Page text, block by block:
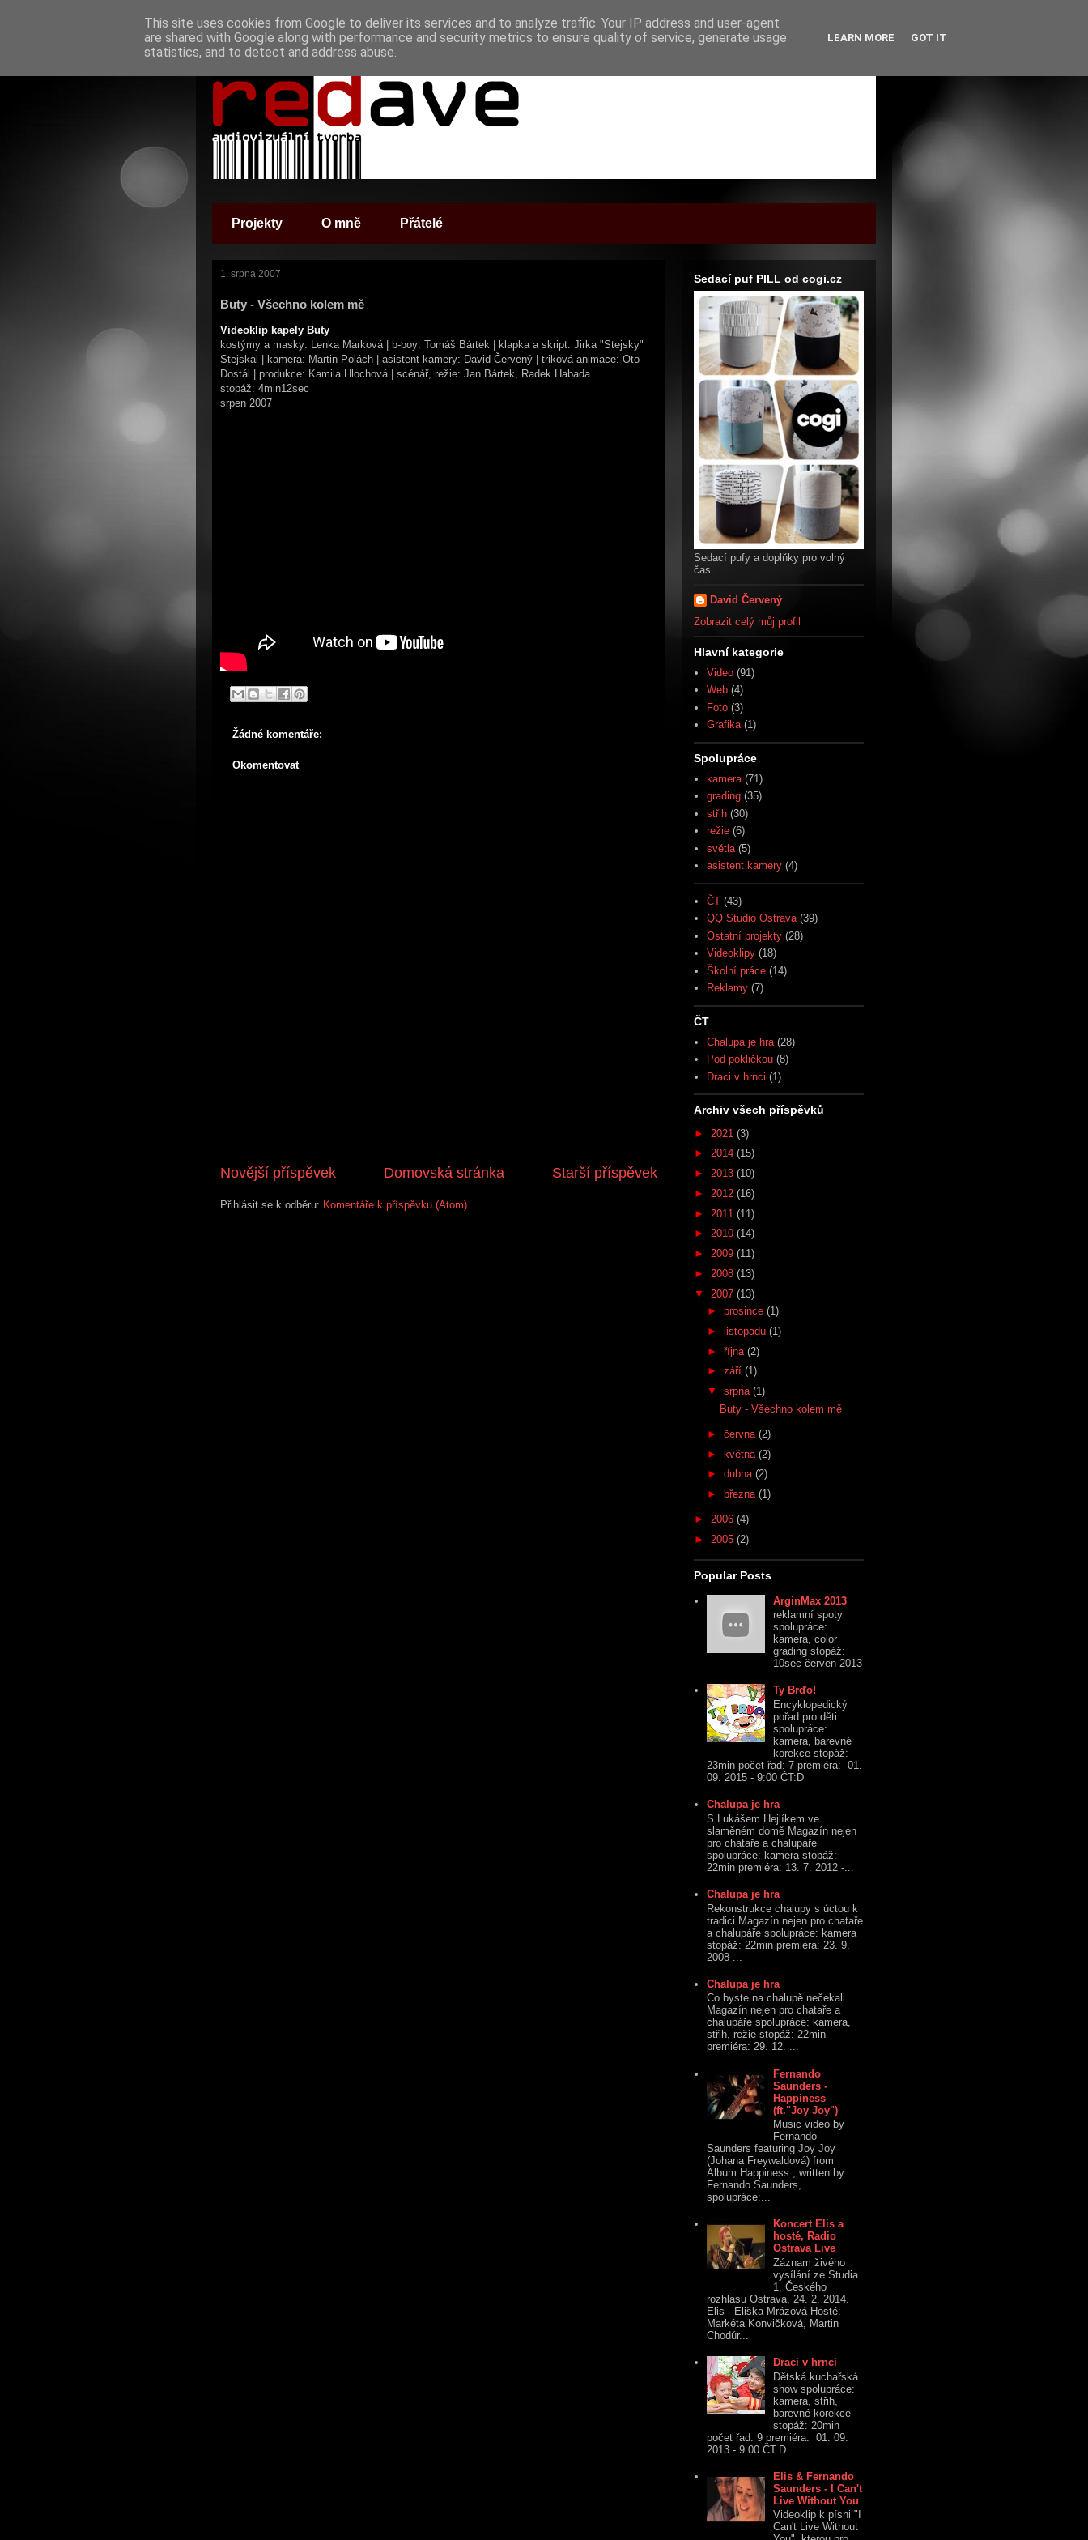
Projekty O mně Přátelé
1. srpna 2007
Buty - Všechno kolem mě
Videoklip kapely Buty
kostýmy a masky: Lenka Marková | b-boy: Tomáš Bártek | klapka a skript: Jirka "Stejsky"
Stejskal | kamera: Martin Polách | asistent kamery: David Červený | triková animace: Oto
Dostál | produkce: Kamila Hlochová | scénář, režie: Jan Bártek, Radek Habada
stopáž: 4min12sec
srpen 2007
Žádné komentáře:
Okomentovat
Novější příspěvek Starší příspěvek
Domovská stránka
Přihlásit se k odběru: Komentáře k příspěvku (Atom)
Sedací puf PILL od cogi.cz
Sedací pufy a doplňky pro volný
čas.
David Červený
Zobrazit celý můj profil
Hlavní kategorie
Video (91)
Web (4)
Foto (3)
Grafika (1)
Spolupráce
kamera (71)
grading (35)
střih (30)
režie (6)
světla (5)
asistent kamery (4)
ČT (43)
QQ Studio Ostrava (39)
Ostatní projekty (28)
Videoklipy (18)
Školní práce (14)
Reklamy (7)
ČT
Chalupa je hra (28)
Pod pokličkou (8)
Draci v hrnci (1)
Archiv všech příspěvků
► 2021 (3)
► 2014 (15)
► 2013 (10)
► 2012 (16)
► 2011 (11)
► 2010 (14)
► 2009 (11)
► 2008 (13)
▼ 2007 (13)
► prosince (1)
►
listopadu (1)
► října (2)
► září (1)
▼ srpna (1)
Buty - Všechno kolem mě
► června (2)
► května (2)
► dubna (2)
►
března (1)
► 2006 (4)
► 2005 (2)
Popular Posts
ArginMax 2013
reklamní spoty
spolupráce:
kamera, color
grading stopáž:
10sec červen 2013
Ty Brďo!
Encyklopedický
pořad pro děti
spolupráce:
kamera, barevné
korekce stopáž:
23min počet řad: 7 premiéra: 01.
09. 2015 - 9:00 ČT:D
Chalupa je hra
S Lukášem Hejlíkem ve
slaměném domě Magazín nejen
pro chataře a chalupáře
spolupráce: kamera stopáž:
22min premiéra: 13. 7. 2012 -...
Chalupa je hra
Rekonstrukce chalupy s úctou k
tradici Magazín nejen pro chataře
a chalupáře spolupráce: kamera
stopáž: 22min premiéra: 23. 9.
2008 ...
Chalupa je hra
Co byste na chalupě nečekali
Magazín nejen pro chataře a
chalupáře spolupráce: kamera,
střih, režie stopáž: 22min
premiéra: 29. 12. ...
Fernando
Saunders -
Happiness
(ft."Joy Joy")
Music video by
Fernando
Saunders featuring Joy Joy
(Johana Freywaldová) from
Album Happiness , written by
Fernando Saunders,
spolupráce:...
Koncert Elis a
hosté, Radio
Ostrava Live
Záznam živého
vysílání ze Studia
1, Českého
rozhlasu Ostrava, 24. 2. 2014.
Elis - Eliška Mrázová Hosté:
Markéta Konvičková, Martin
Chodúr...
Draci v hrnci
Dětská kuchařská
show spolupráce:
kamera, střih,
barevné korekce
stopáž: 20min
počet řad: 9 premiéra: 01. 09.
2013 - 9:00 ČT:D
Elis & Fernando
Saunders - I Can't
Live Without You
Videoklip k písni "I
Can't Live Without
This site uses cookies from Google to deliver its services and to analyze traffic. Your IP address and user-agent
are shared with Google along with performance and security metrics to ensure quality of service, generate usage
statistics, and to detect and address abuse.
LEARN MORE GOT IT